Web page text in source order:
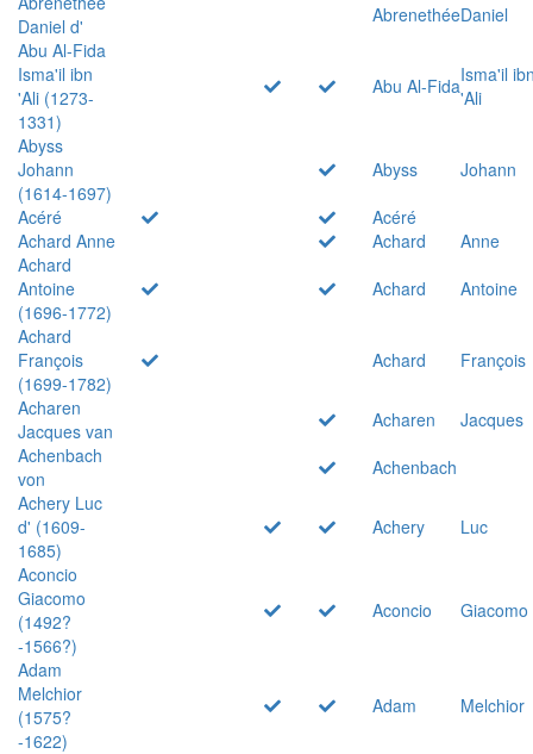
Daniel d'
AbrenethéeDaniel
Abu Al-Fida
Isma'il ibn
'Ali (1273-
1331)
Abu Al-FidaIsma'il
'Ali
Abyss
Johann
(1614-1697)
Abyss
Johann
Acéré
Acéré
Achard Anne
Achard
Anne
Achard
Antoine
(1696-1772)
Achard
Antoine
Achard
François
(1699-1782)
Achard
François
Acharen
Jacques van
Acharen
Jacques
Achenbach
von
Achenbach
Achery Luc
d' (1609-
1685)
Achery
Luc
Aconcio
Giacomo
(1492?
-1566?)
Aconcio Giacomo
Adam
Melchior
(1575?
-1622)
Adam Melchior